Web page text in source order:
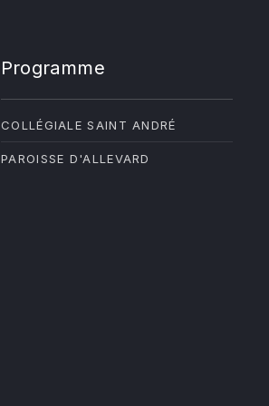
Programme
COLLÉGIALE SAINT ANDRÉ
PAROISSE D'ALLEVARD